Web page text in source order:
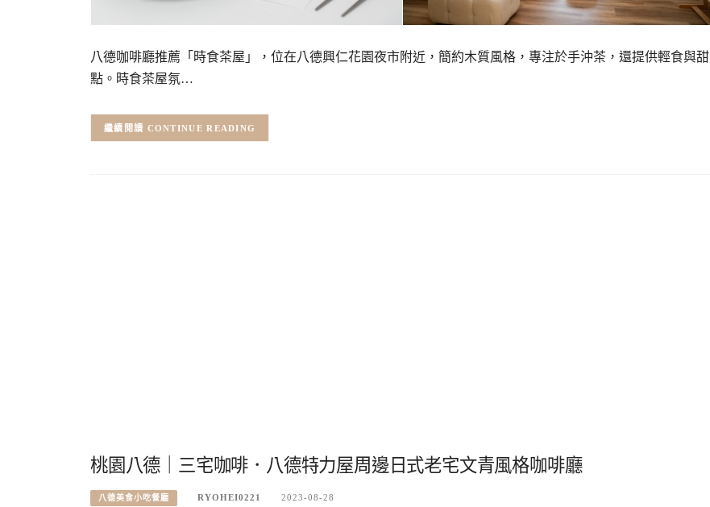
八德咖啡廳推薦「時食茶屋」，位在八德興仁花園夜市附近，簡約木質風格，專注於手沖茶，還提供輕食與甜
點。時食茶屋氛…
CONTINUE READING
桃園八德｜三宅咖啡．八德特力屋周邊日式老宅文青風格咖啡廳
八德美食小吃餐廳 RYOHEI0221 2023-08-28